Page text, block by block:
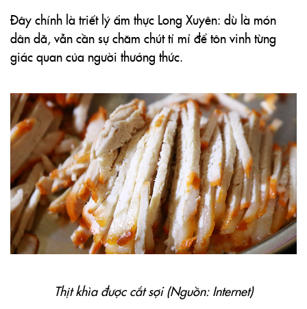
Đây chính là triết lý ẩm thực Long Xuyên: dù là món
dân dã, vẫn cần sự chăm chút tỉ mỉ để tôn vinh từng
giác quan của người thưởng thức.
Thịt khìa được cắt sợi (Nguồn: Internet)